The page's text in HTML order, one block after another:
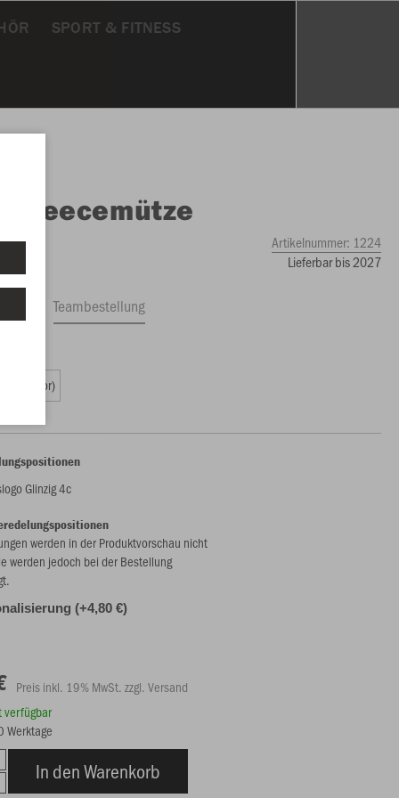
SPORT & FITNESS
Fleecemütze
Artikelnummer: 1224
Lieferbar bis 2027
Teambestellung
2 (Senior)
Glinzig 4c
werden in der Produktvorschau nicht
werden jedoch bei der Bestellung
(+4,80 €)
Preis inkl. 19% MwSt. zzgl. Versand
verfügbar
Werktage
In den Warenkorb